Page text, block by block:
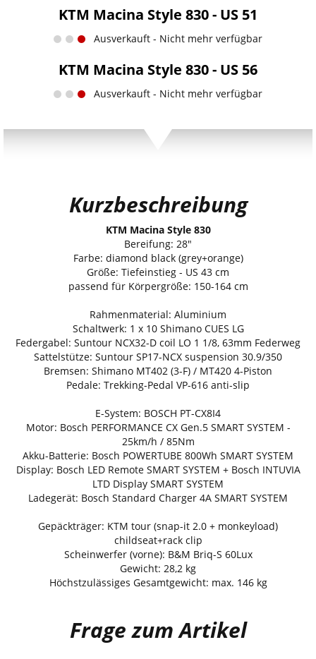
KTM Macina Style 830 - US 51
Ausverkauft - Nicht mehr verfügbar
KTM Macina Style 830 - US 56
Ausverkauft - Nicht mehr verfügbar
Kurzbeschreibung
KTM Macina Style 830
Bereifung: 28"
Farbe: diamond black (grey+orange)
Größe: Tiefeinstieg - US 43 cm
passend für Körpergröße: 150-164 cm
Rahmenmaterial: Aluminium
Schaltwerk: 1 x 10 Shimano CUES LG
Federgabel: Suntour NCX32-D coil LO 1 1/8, 63mm Federweg
Sattelstütze: Suntour SP17-NCX suspension 30.9/350
Bremsen: Shimano MT402 (3-F) / MT420 4-Piston
Pedale: Trekking-Pedal VP-616 anti-slip
E-System: BOSCH PT-CX8I4
Motor: Bosch PERFORMANCE CX Gen.5 SMART SYSTEM -
25km/h / 85Nm
Akku-Batterie: Bosch POWERTUBE 800Wh SMART SYSTEM
Display: Bosch LED Remote SMART SYSTEM + Bosch INTUVIA
LTD Display SMART SYSTEM
Ladegerät: Bosch Standard Charger 4A SMART SYSTEM
Gepäckträger: KTM tour (snap-it 2.0 + monkeyload)
childseat+rack clip
Scheinwerfer (vorne): B&M Briq-S 60Lux
Gewicht: 28,2 kg
Höchstzulässiges Gesamtgewicht: max. 146 kg
Frage zum Artikel